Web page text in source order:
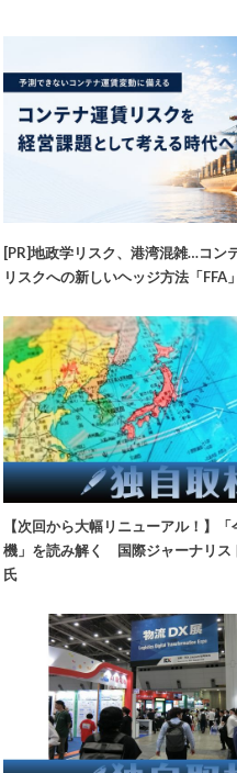
[PR]地政学リスク、港湾混雑…コン
リスクへの新しいヘッジ方法「FFA
【次回から大幅リニューアル！】
機」を読み解く 国際ジャーナリス
氏